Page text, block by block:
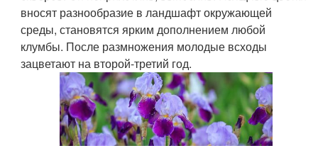
вносят разнообразие в ландшафт окружающей
среды, становятся ярким дополнением любой
клумбы. После размножения молодые всходы
зацветают на второй-третий год.